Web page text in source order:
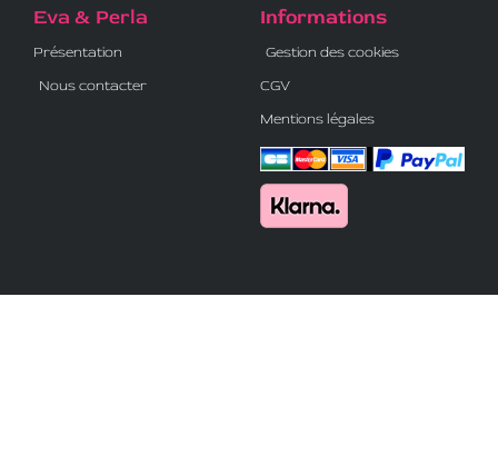
Eva & Perla
Présentation
Nous contacter
Informations
Gestion des cookies
CGV
Mentions légales